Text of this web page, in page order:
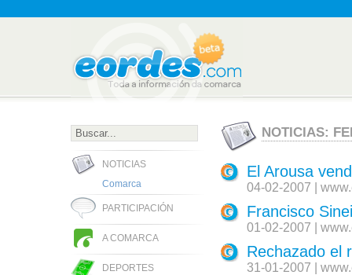
NOTICIAS
Comarca
PARTICIPACIÓN
A COMARCA
DEPORTES
NOTICIAS:
El Arousa
04-02-2007 |
Francisco
01-02-2007 |
Rechazado el
31-01-2007 |